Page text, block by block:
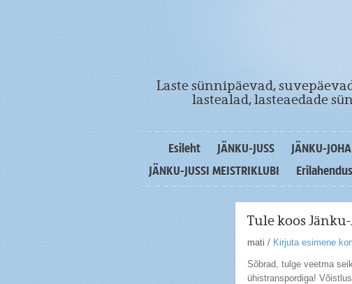
Laste sünnipäevad,
lastealad, lasteaedade
Esileht JÄNKU-JUSS JÄNKU-
JÄNKU-JUSSI MEISTRIKLUBI
Tule koos
mati / Kirjuta esimene
Sõbrad, tulge veetma
ühistranspordiga!